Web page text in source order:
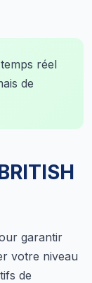
réel
de
garantir
votre niveau
de